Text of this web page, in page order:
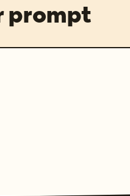
prompt